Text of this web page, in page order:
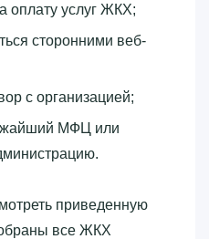
оплату услуг ЖКХ;
сторонними веб-
с организацией;
МФЦ или
приведенную
все ЖКХ